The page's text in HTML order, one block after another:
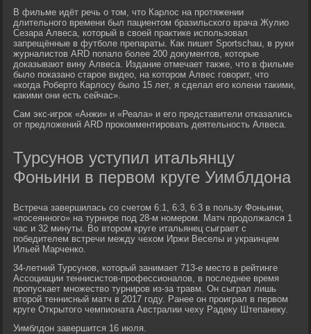
В фильме идёт речь о том, что Карлос на протяжении
длительного времени был пациентом бразильского врача Жулио
Сезара Алвеса, который в своей практике использовал
запрещённые в футболе препараты. Как пишет Sportschau, в руки
журналистов ARD попало более 200 документов, которые
доказывают вину Алвеса. Издание отмечает также, что в фильме
было показано старое видео, на котором Алвес говорит, что
«когда Роберто Карлосу было 15 лет, я сделал его колени такими,
какими они есть сейчас».
Сам экс-игрок «Анжи» и «Реала» и его представители отказались
от предложений ARD прокомментировать деятельность Алвеса.
Турсунов уступил итальянцу
Фоньини в первом круге Уимблдона
Встреча завершилась со счетом 6:1, 6:3, 6:3 в пользу Фоньини,
«посеянного» на турнире под 28-м номером. Матч продолжался 1
час и 32 минуты. Во втором круге итальянец сыграет с
победителем встречи между чехом Иржи Веселы и украинцем
Ильей Марченко.
34-летний Турсунов, который занимает 713-е место в рейтинге
Ассоциации теннисистов-профессионалов, в последнее время
пропускает множество турниров из-за травм. Он сыграл лишь
второй теннисный матч в 2017 году. Ранее он проиграл в первом
круге Открытого чемпионата Австралии чеху Радеку Штепанеку.
Уимблдон завершится 16 июля.